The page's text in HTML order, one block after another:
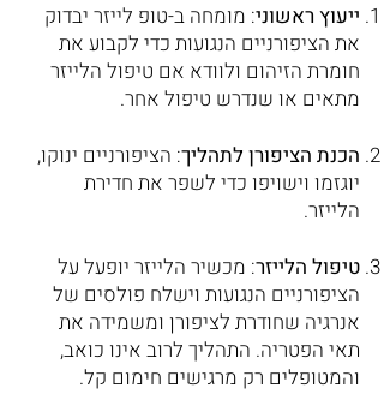
ייעוץ ראשוני: מומחה ב-טופ לייזר יבדוק
את הציפורניים הנגועות כדי לקבוע את
חומרת הזיהום ולוודא אם טיפול הלייזר
מתאים או שנדרש טיפול אחר.
הכנת הציפורן לתהליך: הציפורניים ינוקו,
יוגזמו וישויפו כדי לשפר את חדירת
הלייזר.
טיפול הלייזר: מכשיר הלייזר יופעל על
הציפורניים הנגועות וישלח פולסים של
אנרגיה שחודרת לציפורן ומשמידה את
תאי הפטריה. התהליך לרוב אינו כואב,
והמטופלים רק מרגישים חימום קל.